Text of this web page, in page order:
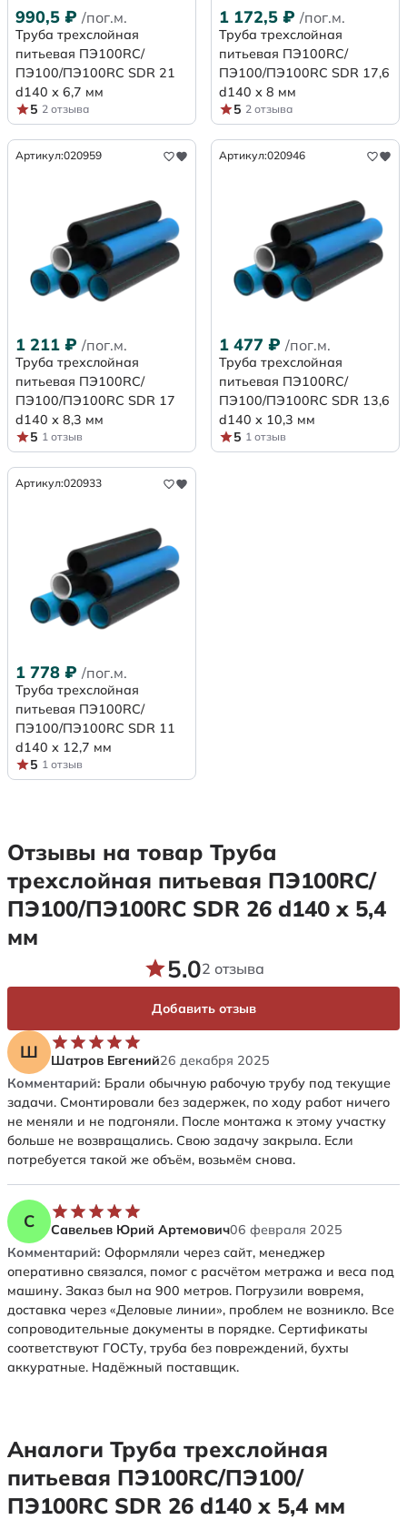
990,5 ₽ /пог.м.
Труба трехслойная
питьевая ПЭ100RC/
ПЭ100/ПЭ100RC SDR 21
d140 х 6,7 мм
5 2 отзыва
1 172,5 ₽ /пог.м.
Труба трехслойная
питьевая ПЭ100RC/
ПЭ100/ПЭ100RC SDR 17,6
d140 х 8 мм
5 2 отзыва
Артикул:020959
1 211 ₽ /пог.м.
Труба трехслойная
питьевая ПЭ100RC/
ПЭ100/ПЭ100RC SDR 17
d140 х 8,3 мм
5 1 отзыв
Артикул:020946
1 477 ₽ /пог.м.
Труба трехслойная
питьевая ПЭ100RC/
ПЭ100/ПЭ100RC SDR 13,6
d140 х 10,3 мм
5 1 отзыв
Артикул:020933
1 778 ₽ /пог.м.
Труба трехслойная
питьевая ПЭ100RC/
ПЭ100/ПЭ100RC SDR 11
d140 х 12,7 мм
5 1 отзыв
Отзывы на товар Труба
трехслойная питьевая ПЭ100RC/
ПЭ100/ПЭ100RC SDR 26 d140 х 5,4
мм
Ш Шатров Евгений26 декабря 2025
Комментарий: Брали обычную рабочую трубу под текущие
задачи. Смонтировали без задержек, по ходу работ ничего
не меняли и не подгоняли. После монтажа к этому участку
больше не возвращались. Свою задачу закрыла. Если
потребуется такой же объём, возьмём снова.
С Савельев Юрий Артемович06 февраля 2025
Комментарий: Оформляли через сайт, менеджер
оперативно связался, помог с расчётом метража и веса под
машину. Заказ был на 900 метров. Погрузили вовремя,
доставка через «Деловые линии», проблем не возникло. Все
сопроводительные документы в порядке. Сертификаты
соответствуют ГОСТу, труба без повреждений, бухты
аккуратные. Надёжный поставщик.
5.02 отзыва
Добавить отзыв
Аналоги Труба трехслойная
питьевая ПЭ100RC/ПЭ100/
ПЭ100RC SDR 26 d140 х 5,4 мм